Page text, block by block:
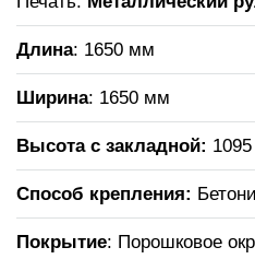
Длина: 1650 мм
Ширина: 1650 мм
Высота с закладной:
Способ крепления:
Покрытие: Порошковое